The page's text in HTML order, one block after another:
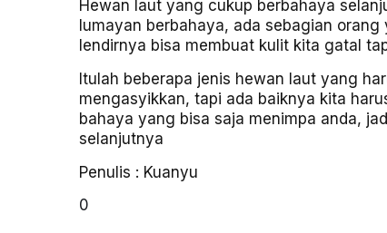
Hewan laut yang cukup berbahaya
lumayan berbahaya, ada sebagian
lendirnya bisa membuat kulit kita gatal
Itulah beberapa jenis hewan laut yang
mengasyikkan, tapi ada baiknya kita
bahaya yang bisa saja menimpa anda,
selanjutnya
Penulis : Kuanyu
0